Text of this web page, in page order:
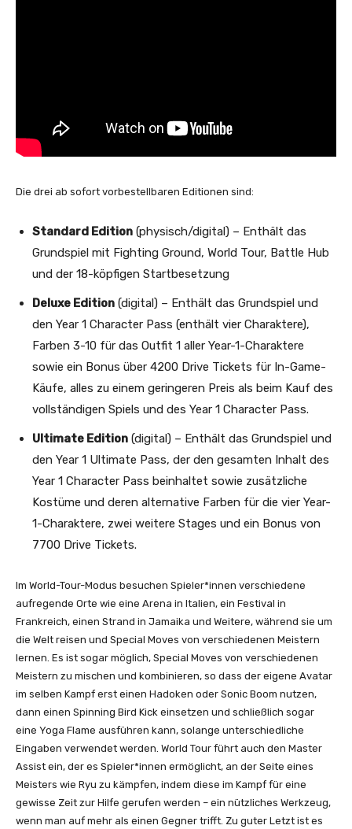
Die drei ab sofort vorbestellbaren Editionen sind:
Standard Edition (physisch/digital) – Enthält das
Grundspiel mit Fighting Ground, World Tour, Battle Hub
und der 18-köpfigen Startbesetzung
Deluxe Edition (digital) – Enthält das Grundspiel und
den Year 1 Character Pass (enthält vier Charaktere),
Farben 3-10 für das Outfit 1 aller Year-1-Charaktere
sowie ein Bonus über 4200 Drive Tickets für In-Game-
Käufe, alles zu einem geringeren Preis als beim Kauf des
vollständigen Spiels und des Year 1 Character Pass.
Ultimate Edition (digital) – Enthält das Grundspiel und
den Year 1 Ultimate Pass, der den gesamten Inhalt des
Year 1 Character Pass beinhaltet sowie zusätzliche
Kostüme und deren alternative Farben für die vier Year-
1-Charaktere, zwei weitere Stages und ein Bonus von
7700 Drive Tickets.
Im World-Tour-Modus besuchen Spieler*innen verschiedene
aufregende Orte wie eine Arena in Italien, ein Festival in
Frankreich, einen Strand in Jamaika und Weitere, während sie um
die Welt reisen und Special Moves von verschiedenen Meistern
lernen. Es ist sogar möglich, Special Moves von verschiedenen
Meistern zu mischen und kombinieren, so dass der eigene Avatar
im selben Kampf erst einen Hadoken oder Sonic Boom nutzen,
dann einen Spinning Bird Kick einsetzen und schließlich sogar
eine Yoga Flame ausführen kann, solange unterschiedliche
Eingaben verwendet werden. World Tour führt auch den Master
Assist ein, der es Spieler*innen ermöglicht, an der Seite eines
Meisters wie Ryu zu kämpfen, indem diese im Kampf für eine
gewisse Zeit zur Hilfe gerufen werden – ein nützliches Werkzeug,
wenn man auf mehr als einen Gegner trifft. Zu guter Letzt ist es